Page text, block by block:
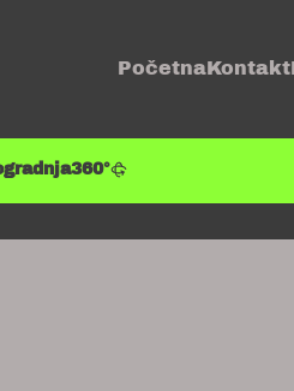
Početna Kontakt
360°